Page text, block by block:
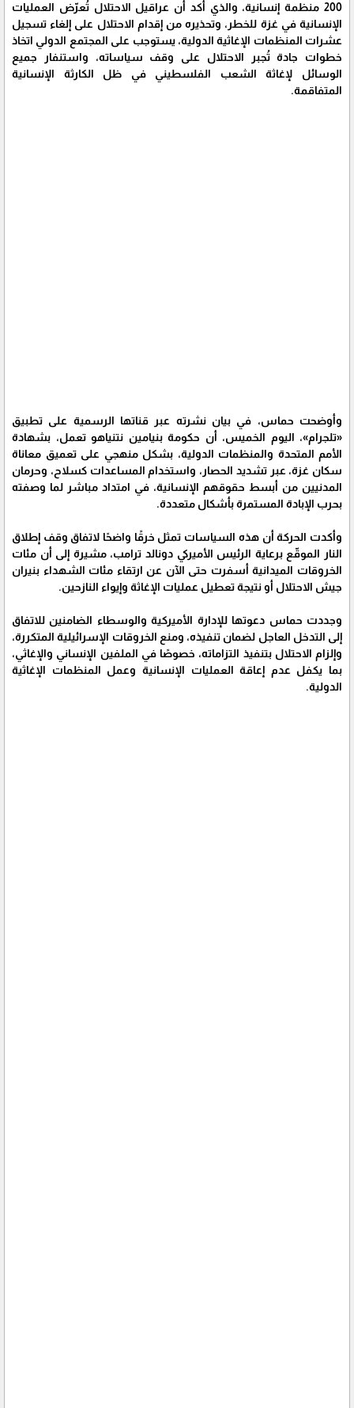
200 منظمة إنسانية، والذي أكد أن عراقيل الاحتلال تُعرّض العمليات
الإنسانية في غزة للخطر، وتحذيره من إقدام الاحتلال على إلغاء تسجيل
عشرات المنظمات الإغاثية الدولية، يستوجب على المجتمع الدولي اتخاذ
خطوات جادة تُجبر الاحتلال على وقف سياساته، واستنفار جميع
الوسائل لإغاثة الشعب الفلسطيني في ظل الكارثة الإنسانية
المتفاقمة.
وأوضحت حماس، في بيان نشرته عبر قناتها الرسمية على تطبيق
«تلجرام»، اليوم الخميس، أن حكومة بنيامين نتنياهو تعمل، بشهادة
الأمم المتحدة والمنظمات الدولية، بشكل منهجي على تعميق معاناة
سكان غزة، عبر تشديد الحصار، واستخدام المساعدات كسلاح، وحرمان
المدنيين من أبسط حقوقهم الإنسانية، في امتداد مباشر لما وصفته
بحرب الإبادة المستمرة بأشكال متعددة.
وأكدت الحركة أن هذه السياسات تمثل خرقًا واضحًا لاتفاق وقف إطلاق
النار الموقّع برعاية الرئيس الأميركي دونالد ترامب، مشيرة إلى أن مئات
الخروقات الميدانية أسفرت حتى الآن عن ارتقاء مئات الشهداء بنيران
جيش الاحتلال أو نتيجة تعطيل عمليات الإغاثة وإيواء النازحين.
وجددت حماس دعوتها للإدارة الأميركية والوسطاء الضامنين للاتفاق
إلى التدخل العاجل لضمان تنفيذه، ومنع الخروقات الإسرائيلية المتكررة،
وإلزام الاحتلال بتنفيذ التزاماته، خصوصًا في الملفين الإنساني والإغاثي،
بما يكفل عدم إعاقة العمليات الإنسانية وعمل المنظمات الإغاثية
الدولية.